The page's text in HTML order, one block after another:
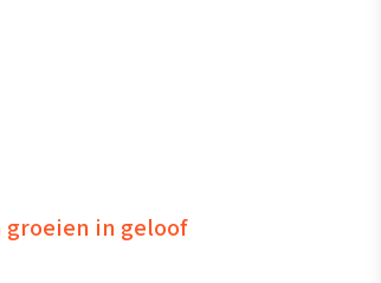
groeien in geloof